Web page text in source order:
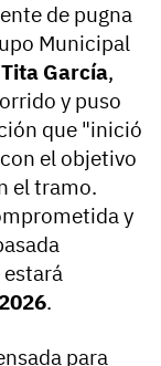
de pugna
Municipal
Tita García,
y puso
que "inició
el objetivo
el tramo.
y
2026.
para